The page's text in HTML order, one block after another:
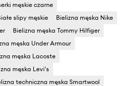
męskie czarne
slipy męskie
Bielizna męska Nike
Bielizna męska Tommy Hilfiger
męska Under Armour
męska Lacoste
męska Levi's
techniczna męska Smartwool